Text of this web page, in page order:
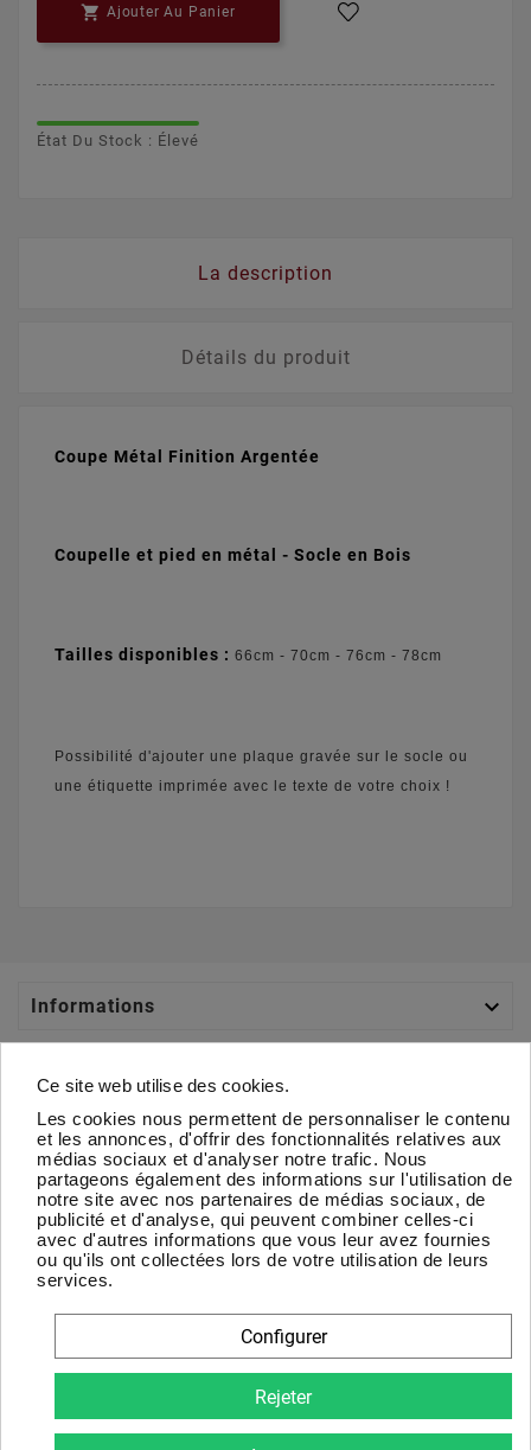
 Ajouter Au Panier
État Du Stock : Élevé
La description
Détails du produit
Coupe Métal Finition Argentée
Coupelle et pied en métal - Socle en Bois
Tailles disponibles : 66cm - 70cm - 76cm - 78cm
Possibilité d'ajouter une plaque gravée sur le socle ou
une étiquette imprimée avec le texte de votre choix !
Informations 
Votre Compte 
À Propos 
Newsletter
D'accord
Vous pouvez vous désinscrire à tout moment. Vous trouverez
pour cela nos informations de contact dans les conditions
d'utilisation du site.
Ce site web utilise des cookies.
Les cookies nous permettent de personnaliser le contenu
et les annonces, d'offrir des fonctionnalités relatives aux
médias sociaux et d'analyser notre trafic. Nous
partageons également des informations sur l'utilisation de
notre site avec nos partenaires de médias sociaux, de
publicité et d'analyse, qui peuvent combiner celles-ci
avec d'autres informations que vous leur avez fournies
ou qu'ils ont collectées lors de votre utilisation de leurs
services.
Configurer
Rejeter